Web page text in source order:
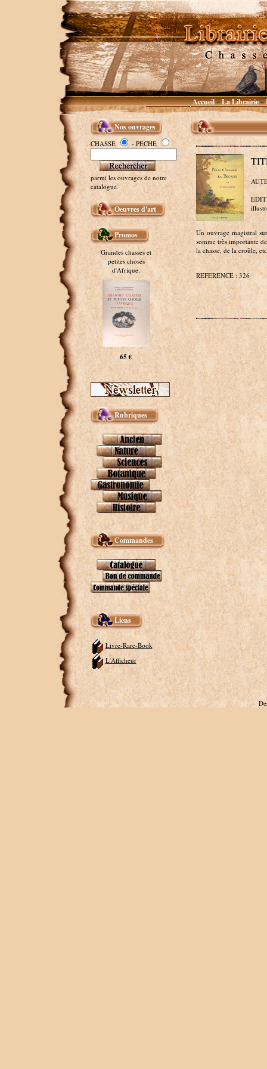
Accueil~La Librairie~
Nos ouvrages
CHASSE - PECHE
parmi les ouvrages de notre
catalogue.
Oeuvres d'art
Promos
Grandes chasses et
petites choses
d'Afrique.
65 €
Rubriques
Commandes
Liens
Livre-Rare-Book
L'Afficheur
Un ouvrage magistral
somme très importante
la chasse, de la croûle,
REFERENCE : 326